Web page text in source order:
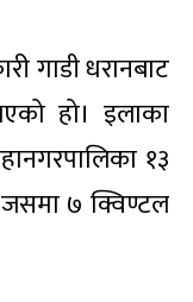
गाडी धरानबाट
हो। इलाका
१३
जसमा ७ क्विण्टल